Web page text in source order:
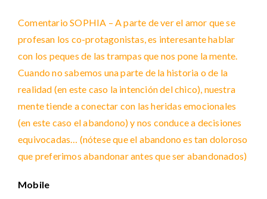
Comentario SOPHIA – A parte de ver el amor que se
profesan los co-protagonistas, es interesante hablar
con los peques de las trampas que nos pone la mente.
Cuando no sabemos una parte de la historia o de la
realidad (en este caso la intención del chico), nuestra
mente tiende a conectar con las heridas emocionales
(en este caso el abandono) y nos conduce a decisiones
equivocadas… (nótese que el abandono es tan doloroso
que preferimos abandonar antes que ser abandonados)
Mobile